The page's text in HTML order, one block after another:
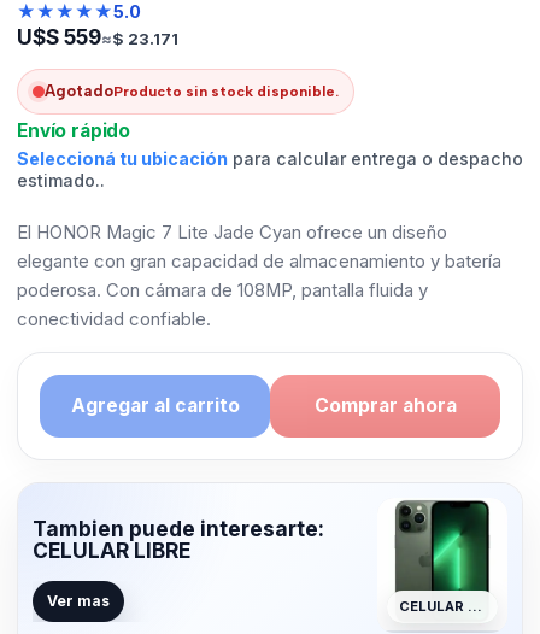
★★★★★5.0
U$S559≈$ 23.171
AgotadoProducto sin stock disponible.
Envío rápido
Seleccioná tu ubicación para calcular entrega o despacho
estimado..
El HONOR Magic 7 Lite Jade Cyan ofrece un diseño
elegante con gran capacidad de almacenamiento y batería
poderosa. Con cámara de 108MP, pantalla fluida y
conectividad confiable.
Agregar al carrito Comprar ahora
Tambien puede interesarte:
CELULAR LIBRE
Ver mas CELULAR LIBRE